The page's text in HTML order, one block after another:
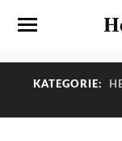
KATEGORIE: